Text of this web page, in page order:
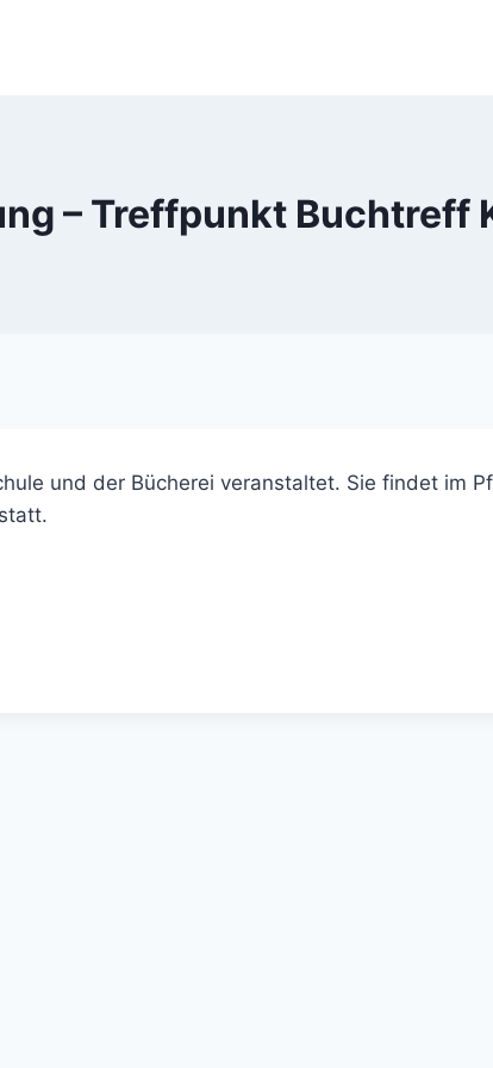
– Treffpunkt Buchtreff
und der Bücherei veranstaltet. Sie findet im